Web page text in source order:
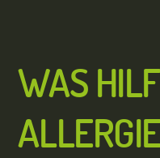
WAS